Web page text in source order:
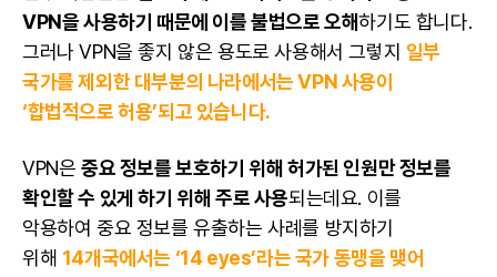
VPN을 사용하기 때문에 이를 불법으로 오해하기도 합니다.
그러나 VPN을 좋지 않은 용도로 사용해서 그렇지 일부
국가를 제외한 대부분의 나라에서는 VPN 사용이
‘합법적으로 허용’되고 있습니다.
VPN은 중요 정보를 보호하기 위해 허가된 인원만 정보를
확인할 수 있게 하기 위해 주로 사용되는데요. 이를
악용하여 중요 정보를 유출하는 사례를 방지하기
위해 14개국에서는 ‘14 eyes’라는 국가 동맹을 맺어